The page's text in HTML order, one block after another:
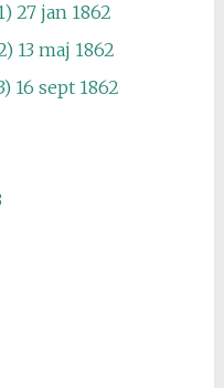
27 jan 1862
13 maj 1862
16 sept 1862